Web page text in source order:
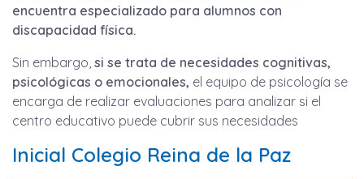
encuentra especializado para alumnos con
discapacidad física.
Sin embargo, si se trata de necesidades cognitivas,
psicológicas o emocionales, el equipo de psicología se
encarga de realizar evaluaciones para analizar si el
centro educativo puede cubrir sus necesidades
Inicial Colegio Reina de la Paz